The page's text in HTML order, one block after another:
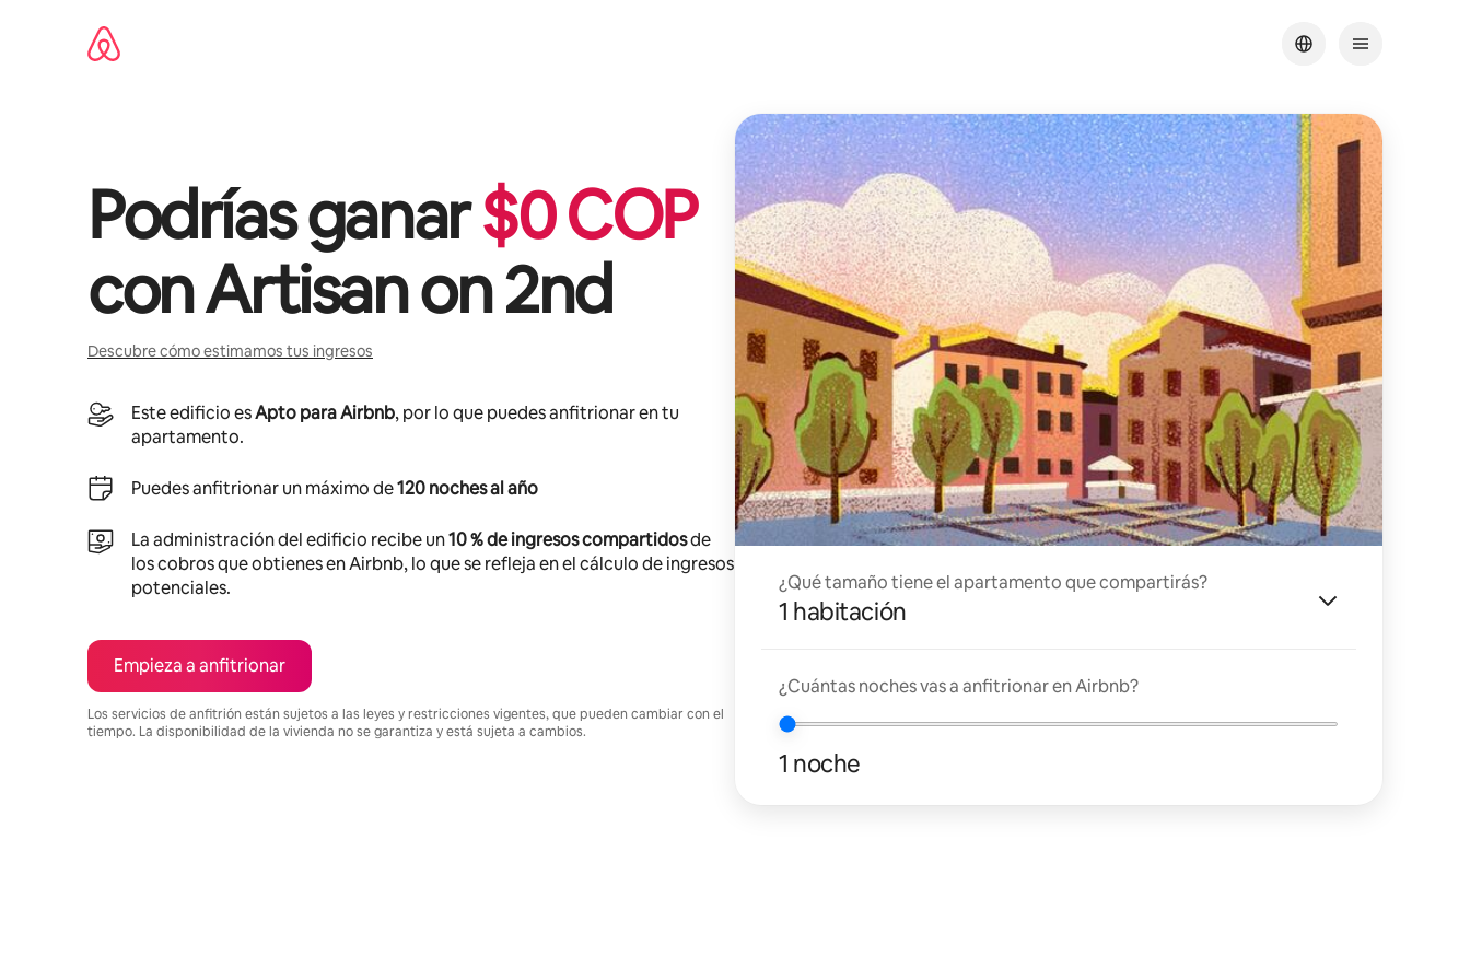
Podrías ganar$0COP
conArtisan on 2nd
Descubre cómo estimamos tus ingresos
Este edificio esApto para Airbnb, por lo que puedes anfitrionar en tu
apartamento.
Puedes anfitrionar un máximo de120 noches al año
La administración del edificio recibe un10 % de ingresos compartidosde
los cobros que obtienes en Airbnb, lo que se refleja en el cálculo de ingresos
potenciales.
Empieza a anfitrionar
Los servicios de anfitrión están sujetos a las leyes y restricciones vigentes, que pueden cambiar con el
tiempo. La disponibilidad de la vivienda no se garantiza y está sujeta a cambios.
¿Qué tamaño tiene el apartamento que compartirás?
1 habitación
¿Cuántas noches vas a anfitrionar en Airbnb?
1 noche